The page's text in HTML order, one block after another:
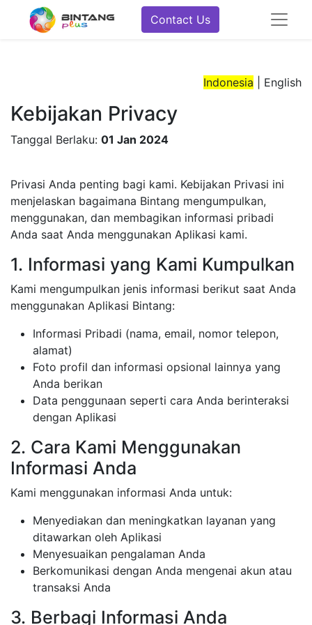
Contact Us
Indonesia English
Kebijakan Privacy
Tanggal Berlaku: 01 Jan 2024
Privasi Anda penting bagi kami. Kebijakan Privasi ini
menjelaskan bagaimana Bintang mengumpulkan,
menggunakan, dan membagikan informasi pribadi
Anda saat Anda menggunakan Aplikasi kami.
1. Informasi yang Kami Kumpulkan
Kami mengumpulkan jenis informasi berikut saat Anda
menggunakan Aplikasi Bintang:
Informasi Pribadi (nama, email, nomor telepon,
alamat)
Foto profil dan informasi opsional lainnya yang
Anda berikan
Data penggunaan seperti cara Anda berinteraksi
dengan Aplikasi
2. Cara Kami Menggunakan
Informasi Anda
Kami menggunakan informasi Anda untuk:
Menyediakan dan meningkatkan layanan yang
ditawarkan oleh Aplikasi
Menyesuaikan pengalaman Anda
Berkomunikasi dengan Anda mengenai akun atau
transaksi Anda
3. Berbagi Informasi Anda